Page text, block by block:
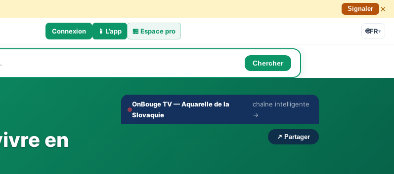
Signaler ×
Connexion 📱 L’app 🏪Espace pro 🌐FR▾
Chercher
en
OnBouge TV — Aquarelle de la
Slovaquie
chaîne intelligente
→
‹
›
↗ Partager